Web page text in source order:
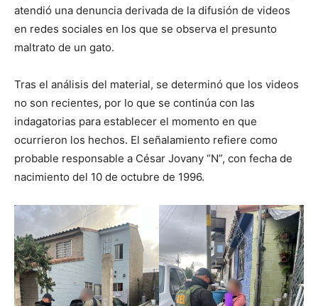
atendió una denuncia derivada de la difusión de videos
en redes sociales en los que se observa el presunto
maltrato de un gato.
Tras el análisis del material, se determinó que los videos
no son recientes, por lo que se continúa con las
indagatorias para establecer el momento en que
ocurrieron los hechos. El señalamiento refiere como
probable responsable a César Jovany “N”, con fecha de
nacimiento del 10 de octubre de 1996.